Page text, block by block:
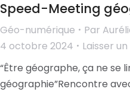
Speed-Meeting
Géo-numérique Par
4 octobre 2024
Laisser
“Être géographe, ça ne se
géographie”Rencontre